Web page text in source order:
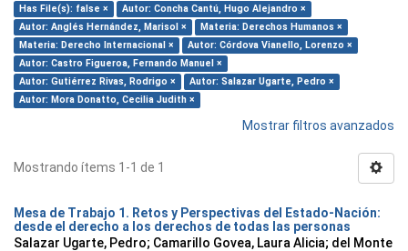
Has File(s): false ×
Autor: Concha Cantú, Hugo Alejandro ×
Autor: Anglés Hernández, Marisol ×
Materia: Derechos Humanos ×
Materia: Derecho Internacional ×
Autor: Córdova Vianello, Lorenzo ×
Autor: Castro Figueroa, Fernando Manuel ×
Autor: Gutiérrez Rivas, Rodrigo ×
Autor: Salazar Ugarte, Pedro ×
Autor: Mora Donatto, Cecilia Judith ×
Mostrar filtros avanzados
Mostrando ítems 1-1 de 1
Mesa de Trabajo 1. Retos y Perspectivas del Estado-Nación:
desde el derecho a los derechos de todas las personas
Salazar Ugarte, Pedro; Camarillo Govea, Laura Alicia; del Monte